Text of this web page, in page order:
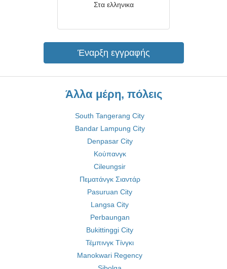
Στα ελληνικα
Έναρξη εγγραφής
Άλλα μέρη, πόλεις
South Tangerang City
Bandar Lampung City
Denpasar City
Κούπανγκ
Cileungsir
Πεματάνγκ Σιαντάρ
Pasuruan City
Langsa City
Perbaungan
Bukittinggi City
Τέμπινγκ Τίνγκι
Manokwari Regency